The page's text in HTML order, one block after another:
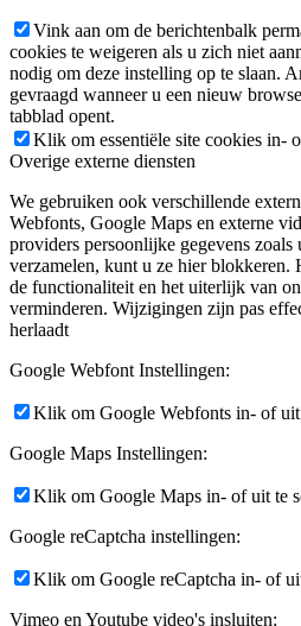
Vink aan om de berichtenbalk
cookies te weigeren als u zich niet
nodig om deze instelling op te slaan.
gevraagd wanneer u een nieuw
tabblad opent.
Klik om essentiële site cookies in-
Overige externe diensten
We gebruiken ook verschillende
Webfonts, Google Maps en externe
providers persoonlijke gegevens zoals
verzamelen, kunt u ze hier blokkeren.
de functionaliteit en het uiterlijk van
verminderen. Wijzigingen zijn pas
herlaadt
Google Webfont Instellingen:
Klik om Google Webfonts in- of uit
Google Maps Instellingen:
Klik om Google Maps in- of uit te
Google reCaptcha instellingen:
Klik om Google reCaptcha in- of
Vimeo en Youtube video's insluiten: